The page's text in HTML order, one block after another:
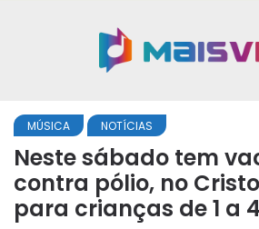
MÚSICA NOTÍCIAS
Neste sábado tem
contra pólio, no
para crianças de 1 a